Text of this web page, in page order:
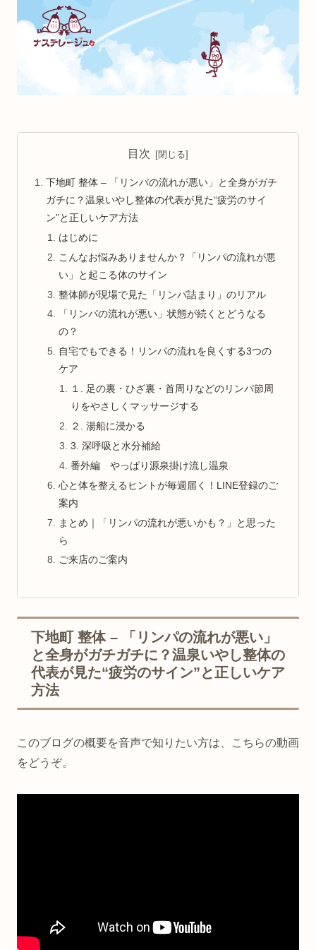
目次
下地町 整体 – 「リンパの流れが悪い」と全身がガチ
ガチに？温泉いやし整体の代表が見た“疲労のサイ
ン”と正しいケア方法
はじめに
こんなお悩みありませんか？「リンパの流れが悪
い」と起こる体のサイン
整体師が現場で見た「リンパ詰まり」のリアル
「リンパの流れが悪い」状態が続くとどうなる
の？
自宅でもできる！リンパの流れを良くする3つの
ケア
１. 足の裏・ひざ裏・首周りなどのリンパ節周
りをやさしくマッサージする
２. 湯船に浸かる
3. 深呼吸と水分補給
番外編 やっぱり源泉掛け流し温泉
心と体を整えるヒントが毎週届く！LINE登録のご
案内
まとめ｜「リンパの流れが悪いかも？」と思った
ら
ご来店のご案内
下地町 整体 – 「リンパの流れが悪い」
と全身がガチガチに？温泉いやし整体の
代表が見た“疲労のサイン”と正しいケア
方法
このブログの概要を音声で知りたい方は、こちらの動画
をどうぞ。